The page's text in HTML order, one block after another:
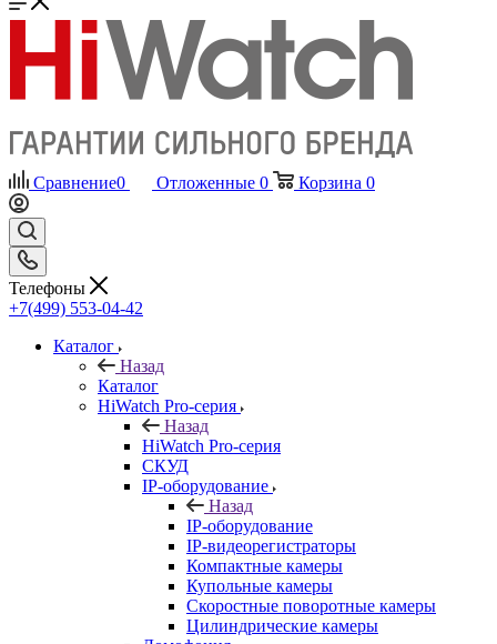
Сравнение0 Отложенные 0 Корзина 0
Телефоны
+7(499) 553-04-42
Каталог
Назад
Каталог
HiWatch Pro-серия
Назад
HiWatch Pro-серия
CКУД
IP-оборудование
Назад
IP-оборудование
IP-видеорегистраторы
Компактные камеры
Купольные камеры
Скоростные поворотные камеры
Цилиндрические камеры